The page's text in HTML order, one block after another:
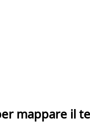
mappare il